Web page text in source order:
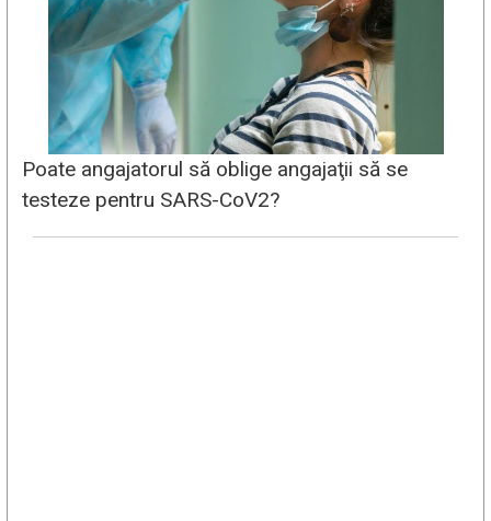
Poate angajatorul să oblige angajaţii să se
testeze pentru SARS-CoV2?